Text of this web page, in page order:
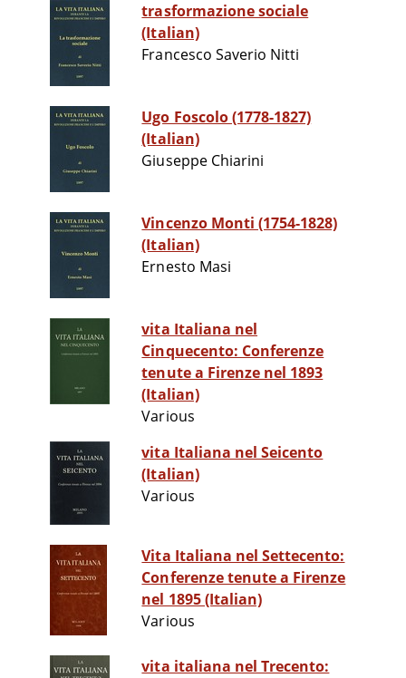
trasformazione sociale
(Italian)
Francesco Saverio Nitti
Ugo Foscolo (1778-1827)
(Italian)
Giuseppe Chiarini
Vincenzo Monti (1754-1828)
(Italian)
Ernesto Masi
vita Italiana nel
Cinquecento: Conferenze
tenute a Firenze nel 1893
(Italian)
Various
vita Italiana nel Seicento
(Italian)
Various
Vita Italiana nel Settecento:
Conferenze tenute a Firenze
nel 1895 (Italian)
Various
vita italiana nel Trecento: